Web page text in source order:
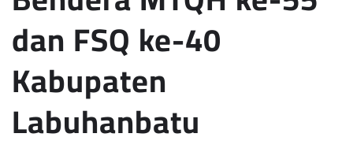
dan FSQ ke-40
Kabupaten
Labuhanbatu